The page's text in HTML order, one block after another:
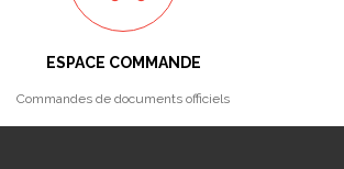
ESPACE COMMANDE
Commandes de documents officiels